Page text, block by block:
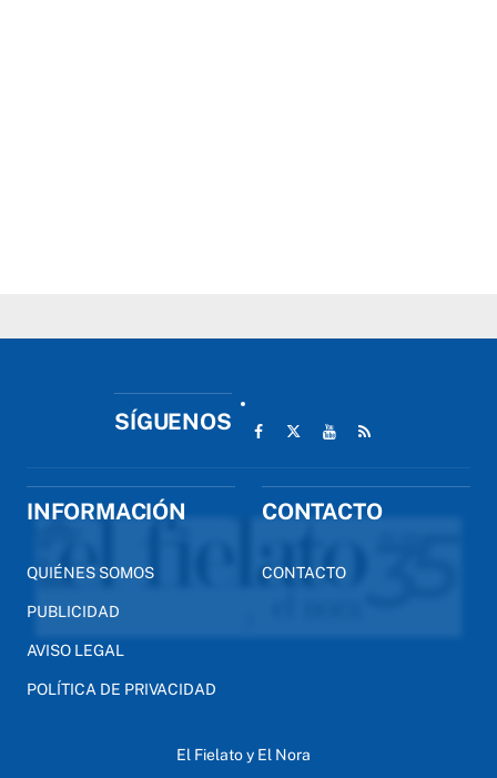
SÍGUENOS
INFORMACIÓN
QUIÉNES SOMOS
PUBLICIDAD
AVISO LEGAL
POLÍTICA DE PRIVACIDAD
CONTACTO
CONTACTO
El Fielato y El Nora